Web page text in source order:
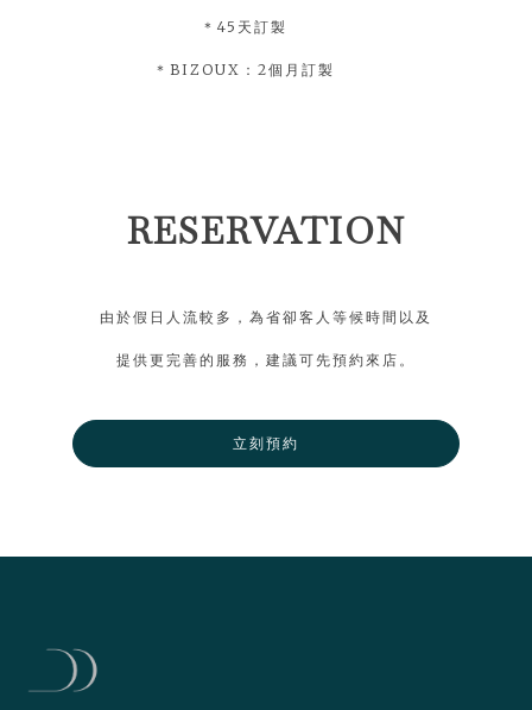
＊45天訂製
＊BIZOUX：2個月訂製
RESERVATION
由於假日人流較多，為省卻客人等候時間以及
提供更完善的服務，建議可先預約來店。
立刻預約